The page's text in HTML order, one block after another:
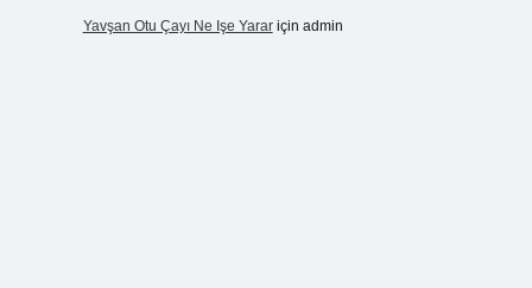
Yavşan Otu Çayı Ne Işe Yarariçin admin